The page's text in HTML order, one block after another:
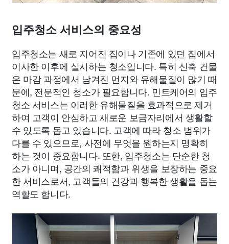
입주청소 서비스의 중요성
입주청소는 새로 지어진 집이나 기존에 있던 집에서
이사한 이후에 실시하는 청소입니다. 특히 신축 건물
은 마감 과정에서 남겨진 먼지와 유해물질이 많기 때
문에, 전문적인 청소가 필요합니다. 민트케어의 입주
청소 서비스는 이러한 유해물질을 효과적으로 제거
하여 고객이 안심하고 새로운 보금자리에서 생활할
수 있도록 돕고 있습니다. 고객에 따라 청소 범위가
다를 수 있으므로, 사전에 무엇을 원하는지 명확히
하는 것이 중요합니다. 또한, 입주청소는 단순한 청
소가 아니며, 공간의 쾌적함과 위생을 보장하는 중요
한 서비스로서, 고객들의 건강과 행복한 생활을 돕는
역할도 합니다.